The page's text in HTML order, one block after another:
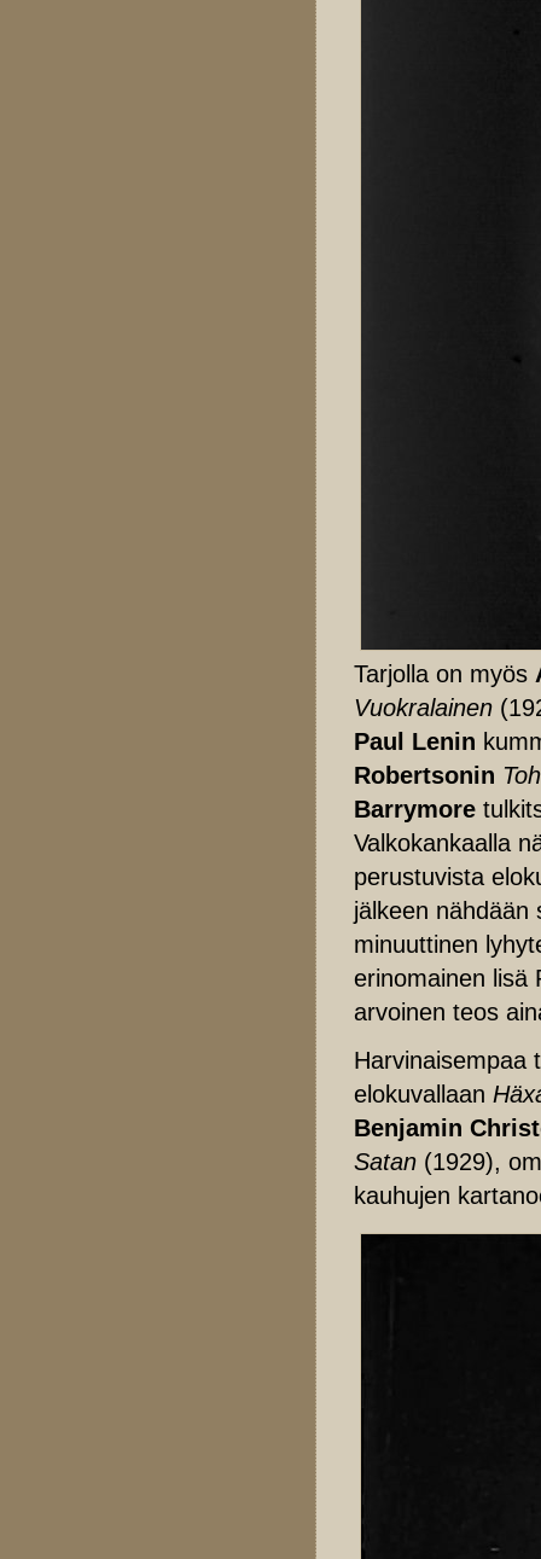
Tarjolla on myös
Vuokralainen
Paul Lenin
Robertsonin
Barrymore
Valkokankaalla
perustuvista
jälkeen nähdään
minuuttinen
erinomainen lisä
arvoinen teos
Harvinaisempaa
elokuvallaan
Benjamin
Satan (1929),
kauhujen